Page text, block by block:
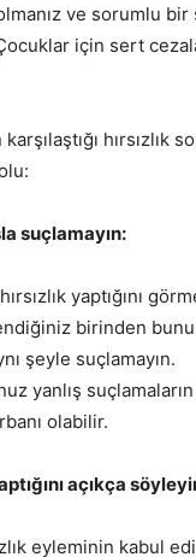
ve sorumlu
için sert
hırsızlık
suçlamayın:
yaptığını
birinden bunu
şeyle suçlamayın.
yanlış
olabilir.
açıkça
eyleminin kabul